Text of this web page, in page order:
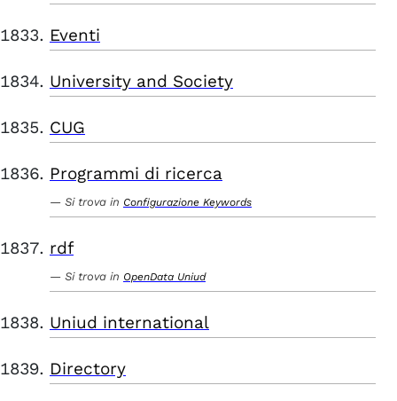
Eventi
University and Society
CUG
Programmi di ricerca
Si trova in Configurazione Keywords
rdf
Si trova in OpenData Uniud
Uniud international
Directory